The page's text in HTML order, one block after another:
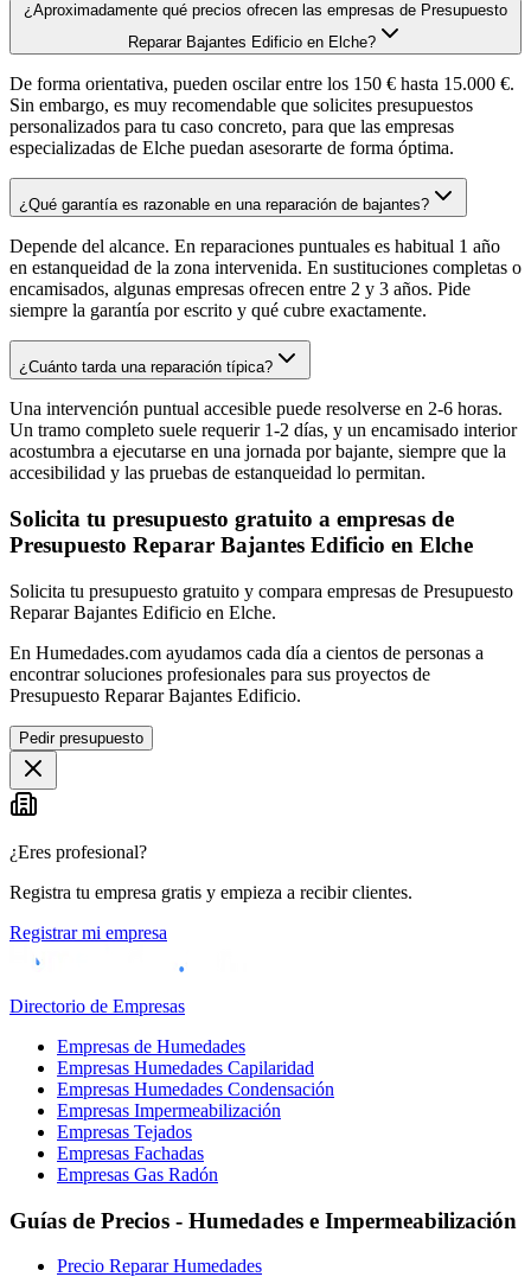
¿Aproximadamente qué precios ofrecen las empresas de Presupuesto
Reparar Bajantes Edificio en Elche?
De forma orientativa, pueden oscilar entre los 150 € hasta 15.000 €.
Sin embargo, es muy recomendable que solicites presupuestos
personalizados para tu caso concreto, para que las empresas
especializadas de Elche puedan asesorarte de forma óptima.
¿Qué garantía es razonable en una reparación de bajantes?
Depende del alcance. En reparaciones puntuales es habitual 1 año
en estanqueidad de la zona intervenida. En sustituciones completas o
encamisados, algunas empresas ofrecen entre 2 y 3 años. Pide
siempre la garantía por escrito y qué cubre exactamente.
¿Cuánto tarda una reparación típica?
Una intervención puntual accesible puede resolverse en 2-6 horas.
Un tramo completo suele requerir 1-2 días, y un encamisado interior
acostumbra a ejecutarse en una jornada por bajante, siempre que la
accesibilidad y las pruebas de estanqueidad lo permitan.
Solicita tu presupuesto gratuito a empresas de
Presupuesto Reparar Bajantes Edificio en Elche
Solicita tu presupuesto gratuito y compara empresas de Presupuesto
Reparar Bajantes Edificio en Elche.
En Humedades.com ayudamos cada día a cientos de personas a
encontrar soluciones profesionales para sus proyectos de
Presupuesto Reparar Bajantes Edificio.
Pedir presupuesto
¿Eres profesional?
Registra tu empresa gratis y empieza a recibir clientes.
Registrar mi empresa
Directorio de Empresas
Empresas de Humedades
Empresas Humedades Capilaridad
Empresas Humedades Condensación
Empresas Impermeabilización
Empresas Tejados
Empresas Fachadas
Empresas Gas Radón
Guías de Precios - Humedades e Impermeabilización
Precio Reparar Humedades